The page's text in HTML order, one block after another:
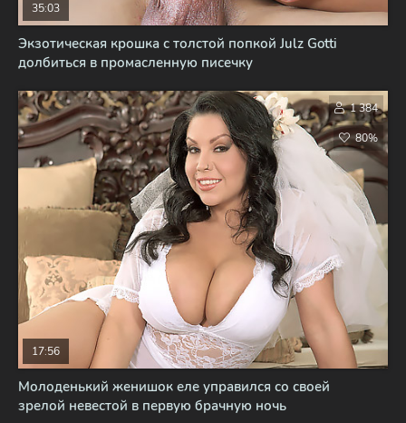
Экзотическая крошка с толстой попкой Julz Gotti
долбиться в промасленную писечку
35:03
Молоденький женишок еле управился со своей
зрелой невестой в первую брачную ночь
17:56
1 384
80%